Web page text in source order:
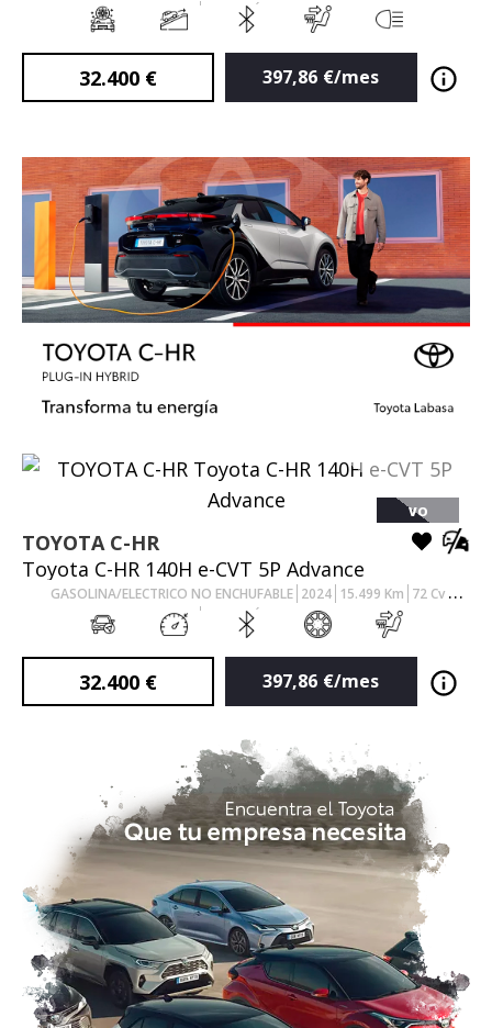
AUTOMÁTICO
32.400 € 397,86 €/mes
VO
TOYOTA C-HR
Toyota C-HR 140H e-CVT 5P Advance
GASOLINA/ELECTRICO NO ENCHUFABLE 2024 15.499 Km 72 Cv
AUTOMÁTICO
32.400 € 397,86 €/mes